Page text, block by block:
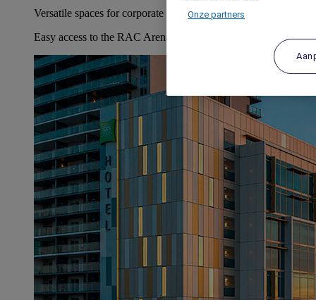
Versatile spaces for corporate events in Perth city centre
Easy access to the RAC Arena and His Majesty's Theatre
Onze partners